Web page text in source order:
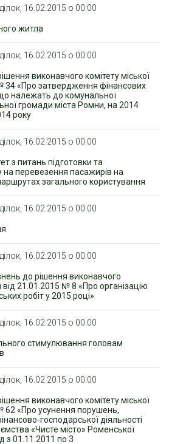
16.02.2015 о 00:00
житла
16.02.2015 о 00:00
виконавчого комітету міської
34 «Про затвердження фінансових
належать до комунальної
громади міста Ромни, на 2014
року
16.02.2015 о 00:00
з питань підготовки та
на перевезення пасажирів на
загального користування
16.02.2015 о 00:00
16.02.2015 о 00:00
до рішення виконавчого
від 21.01.2015 № 8 «Про організацію
робіт у 2015 році»
16.02.2015 о 00:00
стимулювання головам
16.02.2015 о 00:00
виконавчого комітету міської
62 «Про усунення порушень,
господарської діяльності
«Чисте місто» Роменської
з 01.11.2011 по 3